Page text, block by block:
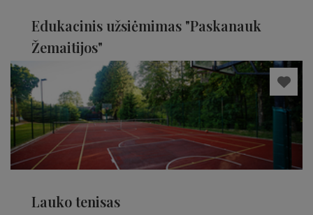
Edukacinis užsiėmimas "Paskanauk
Žemaitijos"
Plungės rajonas
Lauko tenisas